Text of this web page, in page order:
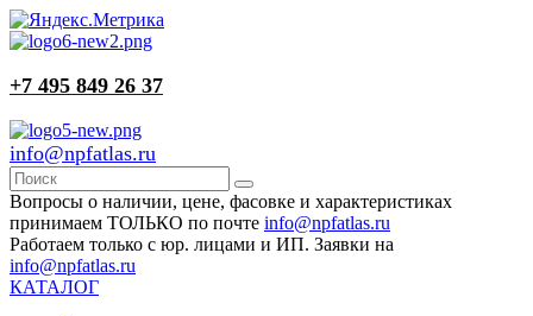
+7 495 849 26 37
info@npfatlas.ru
Вопросы о наличии, цене, фасовке и характеристиках
принимаем ТОЛЬКО по почте info@npfatlas.ru
Работаем только с юр. лицами и ИП. Заявки на
info@npfatlas.ru
КАТАЛОГ